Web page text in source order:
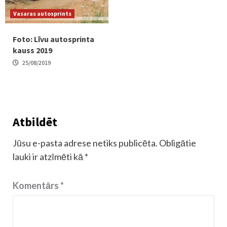
Vasaras autosprints
Foto: Līvu autosprinta
kauss 2019
25/08/2019
Atbildēt
Jūsu e-pasta adrese netiks publicēta. Obligātie
lauki ir atzīmēti kā *
Komentārs*